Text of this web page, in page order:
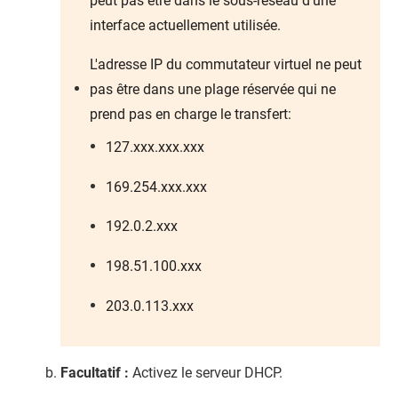
interface actuellement utilisée.
L'adresse IP du commutateur virtuel ne peut
pas être dans une plage réservée qui ne
prend pas en charge le transfert:
127.xxx.xxx.xxx
169.254.xxx.xxx
192.0.2.xxx
198.51.100.xxx
203.0.113.xxx
Facultatif : Activez le serveur DHCP.